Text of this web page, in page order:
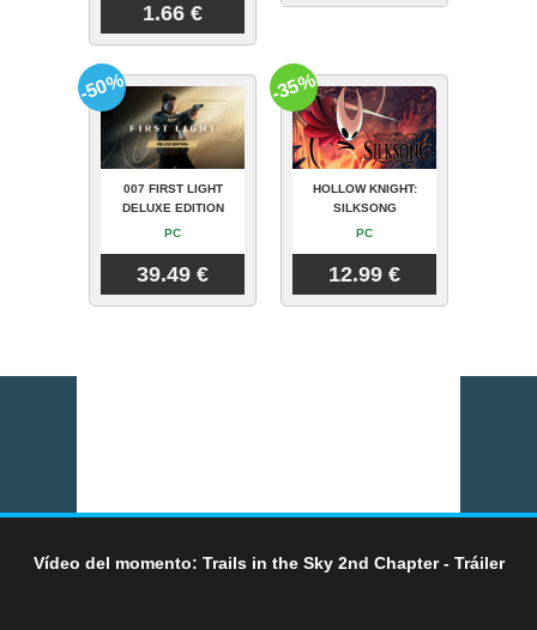
1.66 €
007 FIRST LIGHT
DELUXE EDITION
PC
39.49 €
-50%
HOLLOW KNIGHT:
SILKSONG
PC
12.99 €
-35%
Vídeo del momento: Trails in the Sky 2nd Chapter - Tráiler